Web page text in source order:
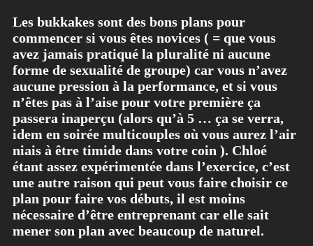
Les bukkakes sont des bons plans pour
commencer si vous êtes novices ( = que vous
avez jamais pratiqué la pluralité ni aucune
forme de sexualité de groupe) car vous n’avez
aucune pression à la performance, et si vous
n’êtes pas à l’aise pour votre première ça
passera inaperçu (alors qu’à 5 … ça se verra,
idem en soirée multicouples où vous aurez l’air
niais à être timide dans votre coin ). Chloé
étant assez expérimentée dans l’exercice, c’est
une autre raison qui peut vous faire choisir ce
plan pour faire vos débuts, il est moins
nécessaire d’être entreprenant car elle sait
mener son plan avec beaucoup de naturel.